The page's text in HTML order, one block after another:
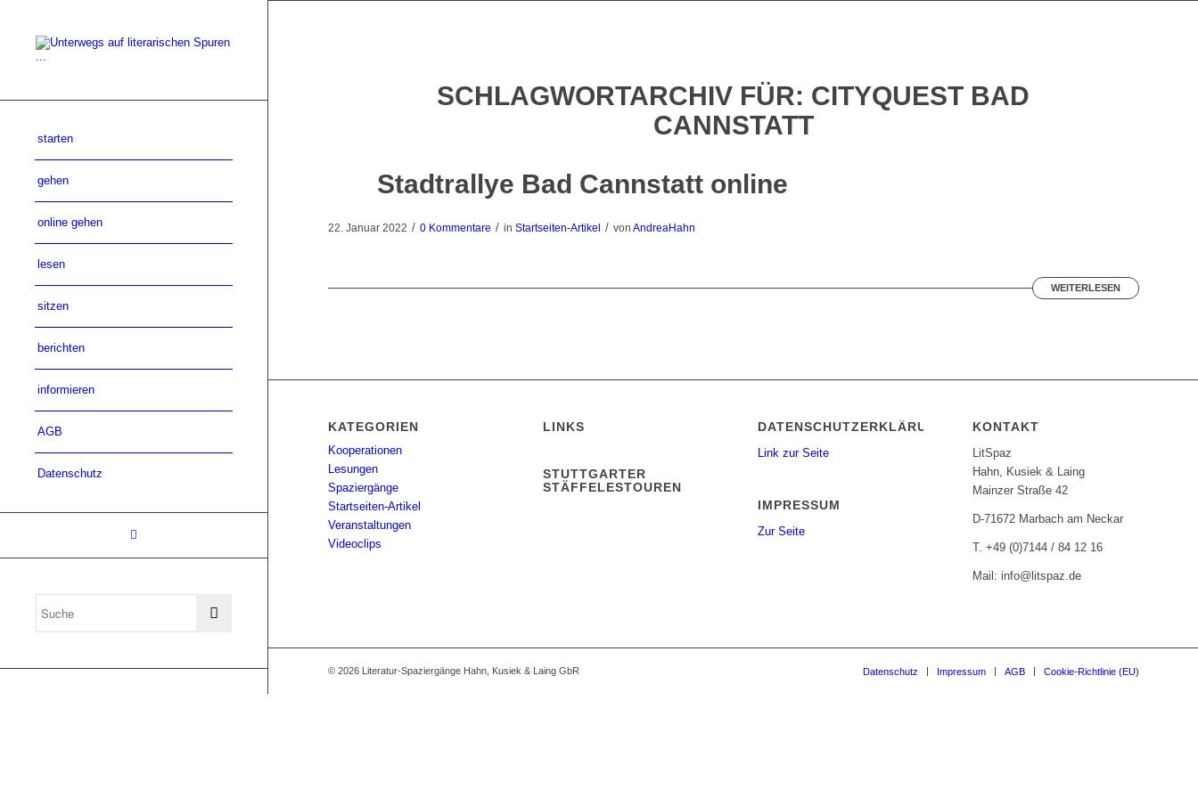
starten
gehen
online gehen
lesen
sitzen
berichten
informieren
AGB
Datenschutz
SCHLAGWORTARCHIV FÜR: CITYQUEST BAD
CANNSTATT
Stadtrallye Bad Cannstatt online
22. Januar 2022 / 0 Kommentare / in Startseiten-Artikel / von AndreaHahn
WEITERLESEN
KATEGORIEN
Kooperationen
Lesungen
Spaziergänge
Startseiten-Artikel
Veranstaltungen
Videoclips
LINKS
STUTTGARTER
STÄFFELESTOUREN
DATENSCHUTZERKLÄRUNG
Link zur Seite
IMPRESSUM
Zur Seite
KONTAKT
LitSpaz
Hahn, Kusiek & Laing
Mainzer Straße 42
D-71672 Marbach am Neckar
T. +49 (0)7144 / 84 12 16
Mail: info@litspaz.de
© 2026 Literatur-Spaziergänge Hahn, Kusiek & Laing GbR Datenschutz Impressum AGB Cookie-Richtlinie (EU)